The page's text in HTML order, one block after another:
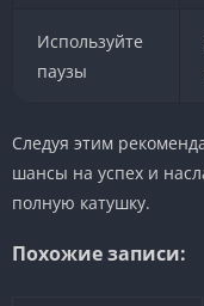
Используйте
паузы
Следуя этим
шансы на успех и
полную катушку.
Похожие записи: